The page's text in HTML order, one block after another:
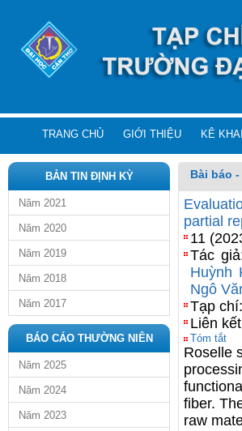
TRANG CHỦ GIỚI THIỆU KÊ
BẢN TIN ĐỊNH KỲ
Năm 2021
Năm 2020
Năm 2019
Năm 2018
Năm 2017
BÁO CÁO THƯỜNG NIÊN
Năm 2025
Năm 2024
Năm 2023
Bài báo
partial
11
Tác
Huỳnh
Ngô
Tạp
Liên
Tóm tắt
Roselle
fiber.
raw